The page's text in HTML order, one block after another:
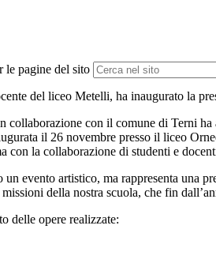
le pagine del sito
del liceo Metelli, ha inaugurato la
collaborazione con il comune di Terni
il 26 novembre presso il liceo
con la collaborazione di studenti e
un evento artistico, ma rappresenta una
della nostra scuola, che fin
delle opere realizzate: